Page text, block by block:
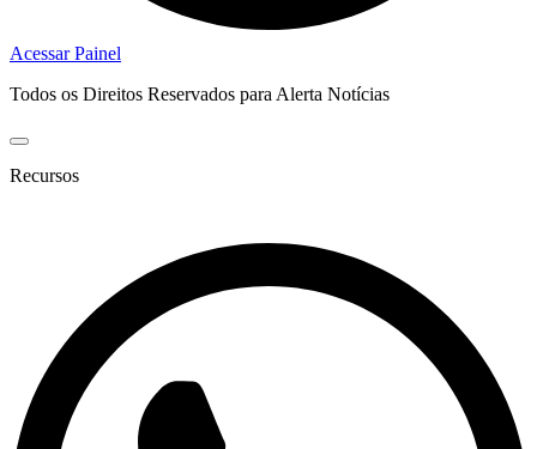
Acessar Painel
Todos os Direitos Reservados para Alerta Notícias
Recursos